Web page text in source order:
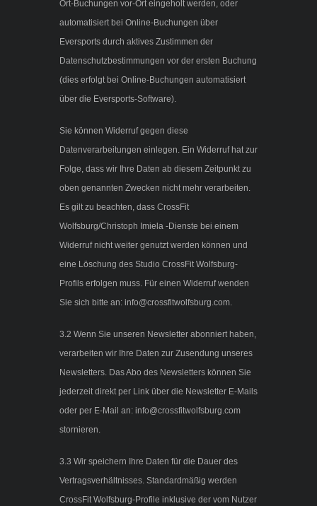
Ort-Buchungen vor-Ort eingeholt werden, oder
automatisiert bei Online-Buchungen über
Eversports durch aktives Zustimmen der
Datenschutzbestimmungen vor der ersten Buchung
(dies erfolgt bei Online-Buchungen automatisiert
über die Eversports-Software).
Sie können Widerruf gegen diese
Datenverarbeitungen einlegen. Ein Widerruf hat zur
Folge, dass wir Ihre Daten ab diesem Zeitpunkt zu
oben genannten Zwecken nicht mehr verarbeiten.
Es gilt zu beachten, dass CrossFit
Wolfsburg/Christoph Imiela -Dienste bei einem
Widerruf nicht weiter genutzt werden können und
eine Löschung des Studio CrossFit Wolfsburg-
Profils erfolgen muss. Für einen Widerruf wenden
Sie sich bitte an: info@crossfitwolfsburg.com.
3.2 Wenn Sie unseren Newsletter abonniert haben,
verarbeiten wir Ihre Daten zur Zusendung unseres
Newsletters. Das Abo des Newsletters können Sie
jederzeit direkt per Link über die Newsletter E-Mails
oder per E-Mail an: info@crossfitwolfsburg.com
stornieren.
3.3 Wir speichern Ihre Daten für die Dauer des
Vertragsverhältnisses. Standardmäßig werden
CrossFit Wolfsburg-Profile inklusive der vom Nutzer